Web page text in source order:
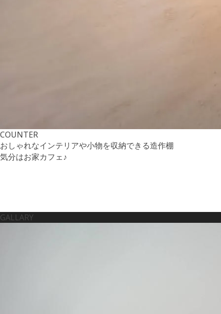
COUNTER
おしゃれなインテリアや小物を収納できる造作棚
気分はお家カフェ♪
GALLARY